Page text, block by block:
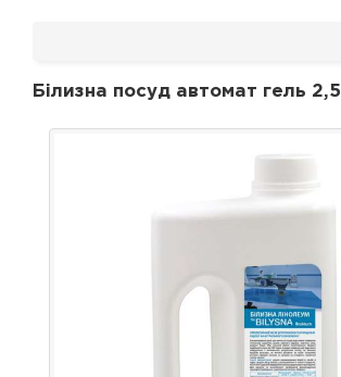
Білизна посуд автомат гель 2,5